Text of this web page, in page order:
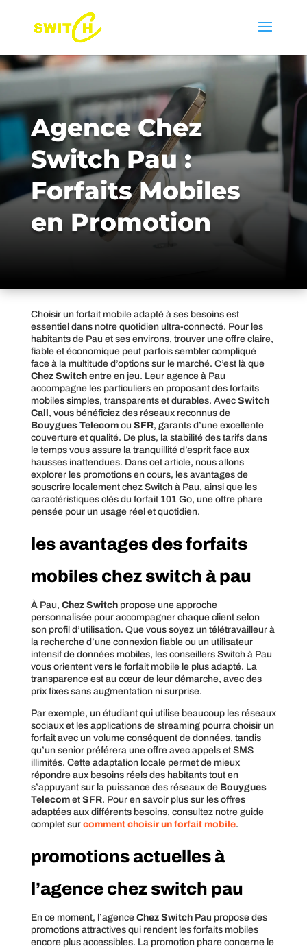
Agence Chez
Switch Pau :
Forfaits Mobiles
en Promotion
Choisir un forfait mobile adapté à ses besoins est
essentiel dans notre quotidien ultra-connecté. Pour les
habitants de Pau et ses environs, trouver une offre claire,
fiable et économique peut parfois sembler compliqué
face à la multitude d’options sur le marché. C’est là que
Chez Switchentre en jeu. Leur agence à Pau
accompagne les particuliers en proposant des forfaits
mobiles simples, transparents et durables. Avec Switch
Call, vous bénéficiez des réseaux reconnus de
Bouygues Telecomou SFR, garants d’une excellente
couverture et qualité. De plus, la stabilité des tarifs dans
le temps vous assure la tranquillité d’esprit face aux
hausses inattendues. Dans cet article, nous allons
explorer les promotions en cours, les avantages de
souscrire localement chez Switch à Pau, ainsi que les
caractéristiques clés du forfait 101 Go, une offre phare
pensée pour un usage réel et quotidien.
les avantages des forfaits
mobiles chez switch à pau
À Pau, Chez Switchpropose une approche
personnalisée pour accompagner chaque client selon
son profil d’utilisation. Que vous soyez un télétravailleur à
la recherche d’une connexion fiable ou un utilisateur
intensif de données mobiles, les conseillers Switch à Pau
vous orientent vers le forfait mobile le plus adapté. La
transparence est au cœur de leur démarche, avec des
prix fixes sans augmentation ni surprise.
Par exemple, un étudiant qui utilise beaucoup les réseaux
sociaux et les applications de streaming pourra choisir un
forfait avec un volume conséquent de données, tandis
qu’un senior préférera une offre avec appels et SMS
illimités. Cette adaptation locale permet de mieux
répondre aux besoins réels des habitants tout en
s’appuyant sur la puissance des réseaux de Bouygues
Telecomet SFR. Pour en savoir plus sur les offres
adaptées aux différents besoins, consultez notre guide
complet sur comment choisir un forfait mobile.
promotions actuelles à
l’agence chez switch pau
En ce moment, l’agence Chez SwitchPau propose des
promotions attractives qui rendent les forfaits mobiles
encore plus accessibles. La promotion phare concerne le